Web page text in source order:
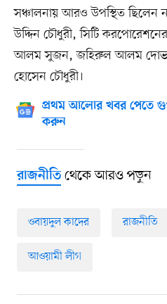
সঞ্চালনায় আরও উপস্থিত
উদ্দিন চৌধুরী, সিটি
আলম সুজন, জহিরুল আলম
হোসেন চৌধুরী।
প্রথম আলোর খবর পেতে
করুন
রাজনীতিথেকে আরও পড়ুন
ওবায়দুল কাদের রাজনীতি
আওয়ামী লীগ